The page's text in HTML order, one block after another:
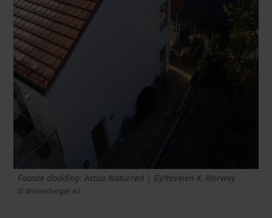
Facade cladding: Actua Naturrød | Gylteveien 4, Norway
© Wienerberger AS